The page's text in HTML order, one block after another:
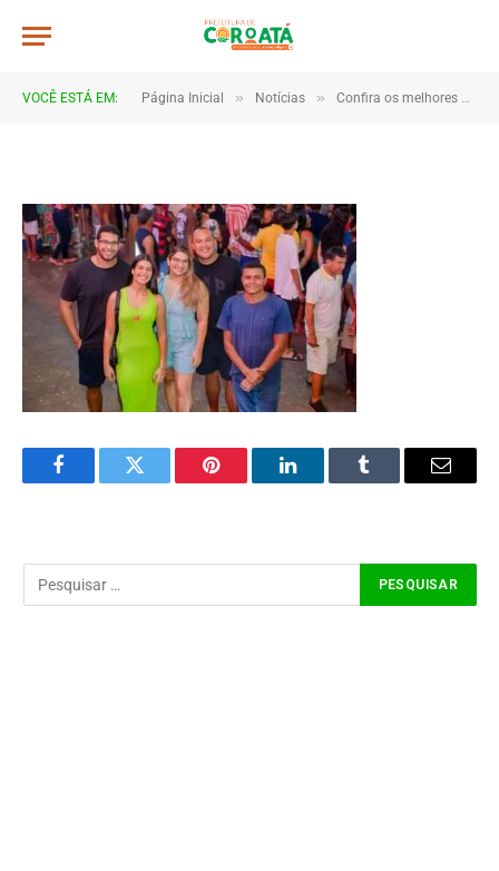
VOCÊ ESTÁ EM: Página Inicial » Notícias » Confira os melhores momentos do 1º e 2º dia do São João de Coroatá 2025
JWR_6168
FacebookTwitter Pinterest LinkedInTumblr Email